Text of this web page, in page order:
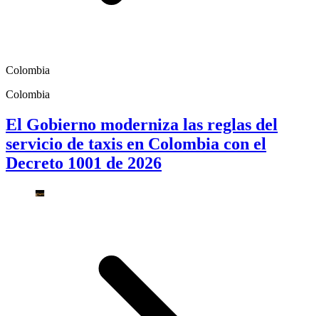
Colombia
Colombia
El Gobierno moderniza las reglas del
servicio de taxis en Colombia con el
Decreto 1001 de 2026